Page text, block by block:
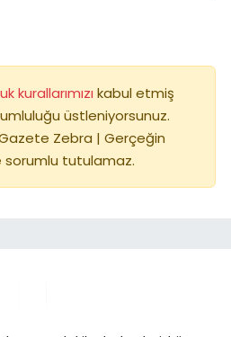
kurallarımızı kabul etmiş
üstleniyorsunuz.
Zebra | Gerçeğin
sorumlu tutulamaz.